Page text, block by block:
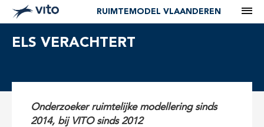
RUIMTEMODEL VLAANDEREN
ELS VERACHTERT
Onderzoeker ruimtelijke modellering sinds
2014, bij VITO sinds 2012